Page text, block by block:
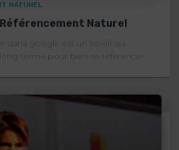
NATUREL
Naturel
dans google est un travail qui
long terme pour bien se référencer.